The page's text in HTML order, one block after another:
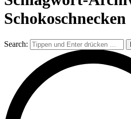
Schokoschnecken
Search: